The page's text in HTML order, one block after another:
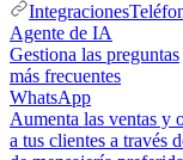
Integraciones
Agente de IA
Gestiona las preguntas
más frecuentes
WhatsApp
Aumenta las ventas y
a tus clientes a través